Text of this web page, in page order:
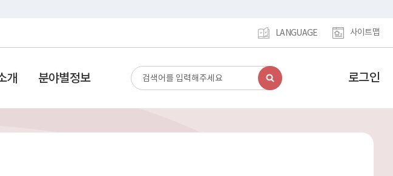
LANGUAGE 사이트맵
개 분야별정보
검
색
로그인